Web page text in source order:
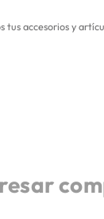
tus accesorios y